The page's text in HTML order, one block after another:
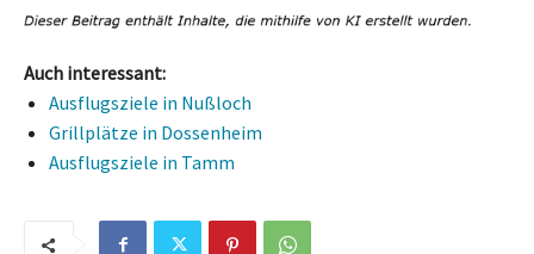
Auch interessant:
Ausflugsziele in Nußloch
Grillplätze in Dossenheim
Ausflugsziele in Tamm